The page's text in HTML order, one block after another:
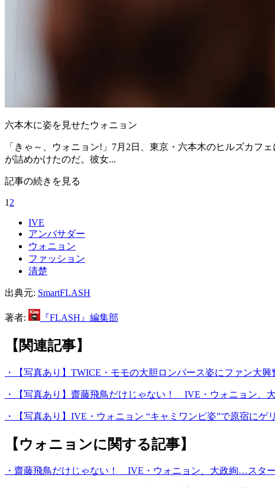
六本木に姿を見せたウォニョン
「きゃ～、ウォニョン!」7月2日、東京・六本木のヒルズカフ
が詰めかけたのだ。彼女...
記事の続きを見る
1 2
IVE
アンバサダー
ウォニョン
ファッション
清楚
出典元: SmartFLASH
著者: 『FLASH』編集部
【関連記事】
・【写真あり】TWICE・モモの大胆ロンパース姿にファン大
・【写真あり】齋藤飛鳥だけじゃない！ IVE・ウォニョン
・【写真あり】IVE・ウォニョン “キャミワンピ姿”で原宿に
【ウォニョンに関する記事】
・齋藤飛鳥だけじゃない！ IVE・ウォニョン、大政絢…スタ